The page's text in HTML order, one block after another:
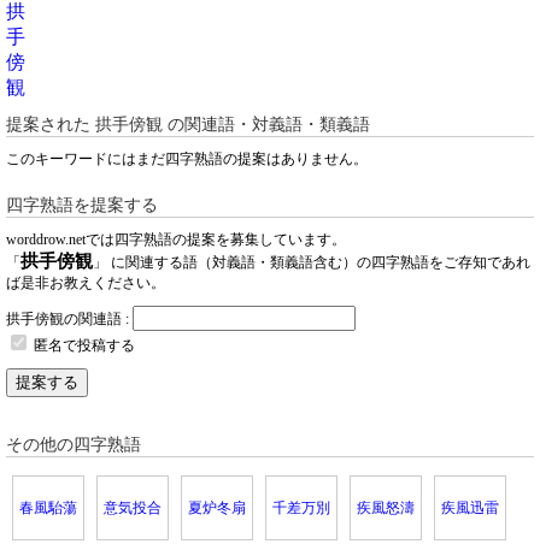
拱
手
傍
観
提案された 拱手傍観 の関連語・対義語・類義語
このキーワードにはまだ四字熟語の提案はありません。
四字熟語を提案する
worddrow.netでは四字熟語の提案を募集しています。
「 拱手傍観」 に関連する語（対義語・類義語含む）の四字熟語をご存知であれ
ば是非お教えください。
拱手傍観の関連語 :
匿名で投稿する
提案する
その他の四字熟語
春風駘蕩 意気投合 夏炉冬扇 千差万別 疾風怒濤 疾風迅雷